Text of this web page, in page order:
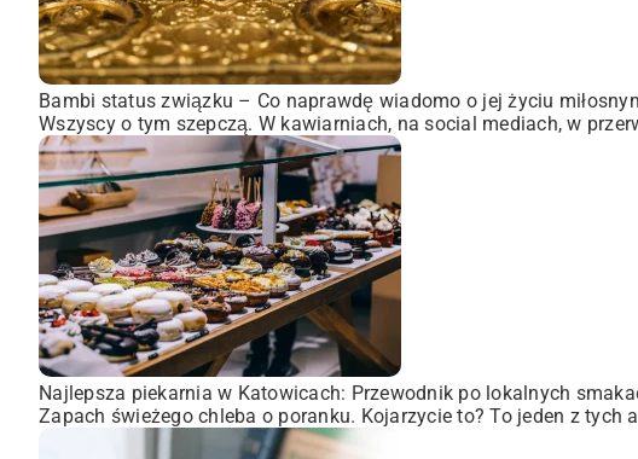
Bambi status związku – Co naprawdę wiadomo o jej życiu
Wszyscy o tym szepczą. W kawiarniach, na social mediach, w
Najlepsza piekarnia w Katowicach: Przewodnik po lokalnych
Zapach świeżego chleba o poranku. Kojarzycie to? To jeden z tych